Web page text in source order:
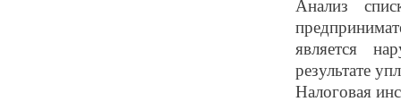
Анализ
является
результате
Налоговая